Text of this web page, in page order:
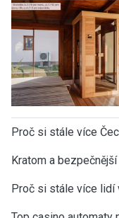
Proč si stále více
Kratom a
Proč si stále více lidí